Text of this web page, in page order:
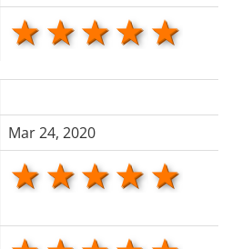
4
3 stars
2 stars
1 star
Mar 24, 2020
4
3 stars
2 stars
1 star